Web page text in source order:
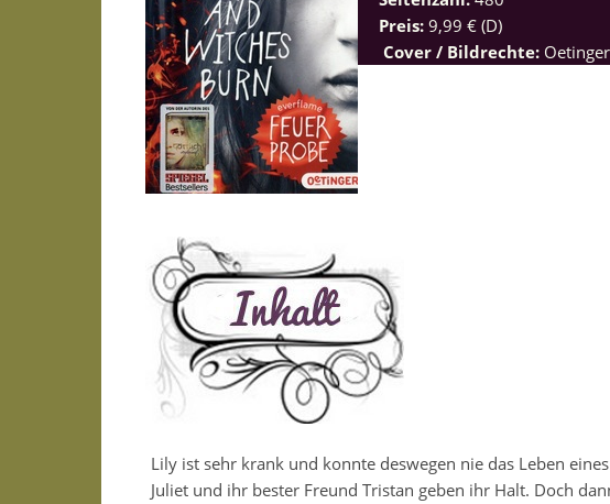
Preis: 9,99 € (D)
Cover / Bildrechte:
Lily ist sehr krank und konnte deswegen nie das Leben
Juliet und ihr bester Freund Tristan geben ihr Halt. Doch